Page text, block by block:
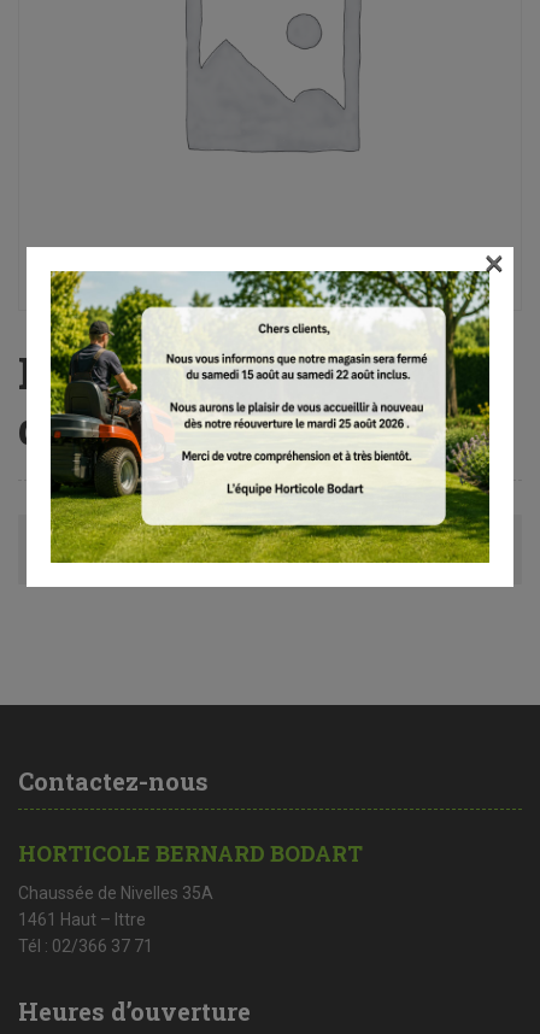
Pince, pour réparation
du décamètre
Avis (0)
Contactez-nous
HORTICOLE BERNARD BODART
Chaussée de Nivelles 35A
1461 Haut – Ittre
Tél : 02/366 37 71
Heures d’ouverture
×